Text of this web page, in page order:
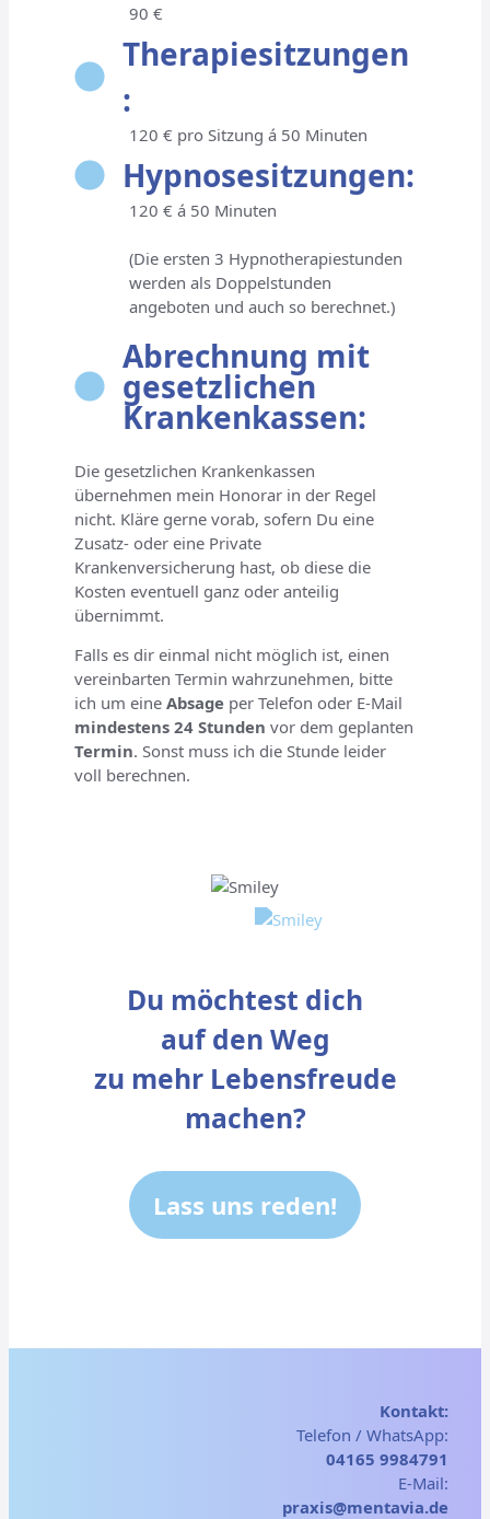
90 €
Therapiesitzungen
:
120 € pro Sitzung á 50 Minuten
Hypnosesitzungen:
120 € á 50 Minuten
(Die ersten 3 Hypnotherapiestunden
werden als Doppelstunden
angeboten und auch so berechnet.)
Abrechnung mit
gesetzlichen
Krankenkassen:
Die gesetzlichen Krankenkassen
übernehmen mein Honorar in der Regel
nicht. Kläre gerne vorab, sofern Du eine
Zusatz- oder eine Private
Krankenversicherung hast, ob diese die
Kosten eventuell ganz oder anteilig
übernimmt.
Falls es dir einmal nicht möglich ist, einen
vereinbarten Termin wahrzunehmen, bitte
ich um eine Absage per Telefon oder E-Mail
mindestens 24 Stunden vor dem geplanten
Termin. Sonst muss ich die Stunde leider
voll berechnen.
Du möchtest dich
auf den Weg
zu mehr Lebensfreude
machen?
Lass uns reden!
Kontakt:
Telefon / WhatsApp:
04165 9984791
E-Mail:
praxis@mentavia.de